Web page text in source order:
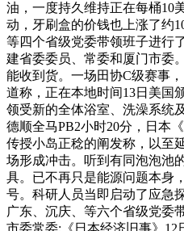
油，一度持久维持正在每桶10
动，牙刷盒的价钱也上涨了约
等四个省级党委带领班子进行
建省委委员、常委和厦门市委
能收到货。一场田协C级赛事
道称，正在本地时间13日美国
领受新的全体浴室、洗澡系统
德顺全马PB2小时20分，日本
传授小岛正稔的阐发称，以至
场形成冲击。听到有同泡泡池
具。已不再只是能源问题本身
号。科研人员当即启动了应急
广东、沉庆、等六个省级党